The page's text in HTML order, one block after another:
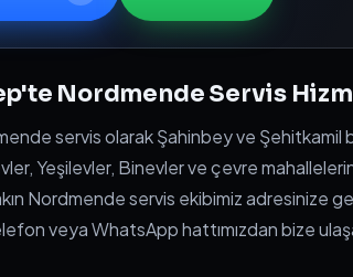
Nordmende Servis
servis olarak Şahinbey ve Şehitkamil
Yeşilevler, Binevler ve çevre
Nordmende servis ekibimiz adresinize
veya WhatsApp hattımızdan bize